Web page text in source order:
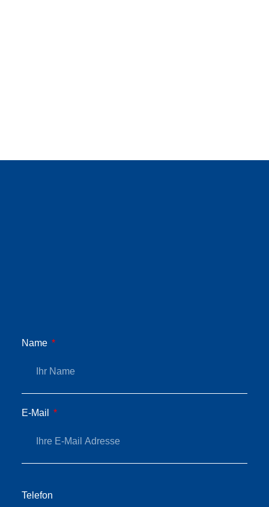
Name
E-Mail
Telefon